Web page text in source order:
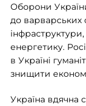
Оборони
до варварських
енергетику.
в Україні
знищити
Україна вдячна